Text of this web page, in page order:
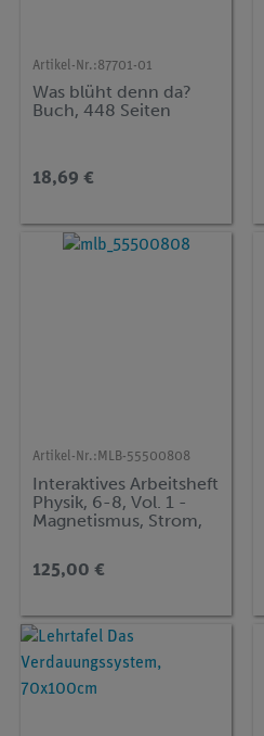
Artikel-Nr.:87701-01
Was blüht denn da?
Buch, 448 Seiten
18,69 €
Artikel-Nr.: MLB-55500808
Interaktives Arbeitsheft
Physik, 6-8, Vol. 1 -
Magnetismus, Strom,
125,00 €